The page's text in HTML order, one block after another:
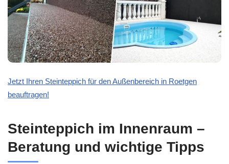
Jetzt Ihren Steinteppich für den Außenbereich in Roetgen
beauftragen!
Steinteppich im Innenraum –
Beratung und wichtige Tipps